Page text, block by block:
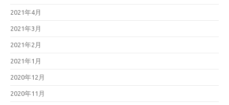
2021年4月
2021年3月
2021年2月
2021年1月
2020年12月
2020年11月